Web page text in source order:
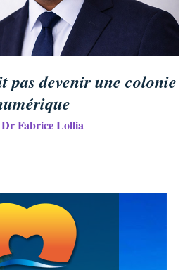
pas devenir une colonie
Fabrice Lollia